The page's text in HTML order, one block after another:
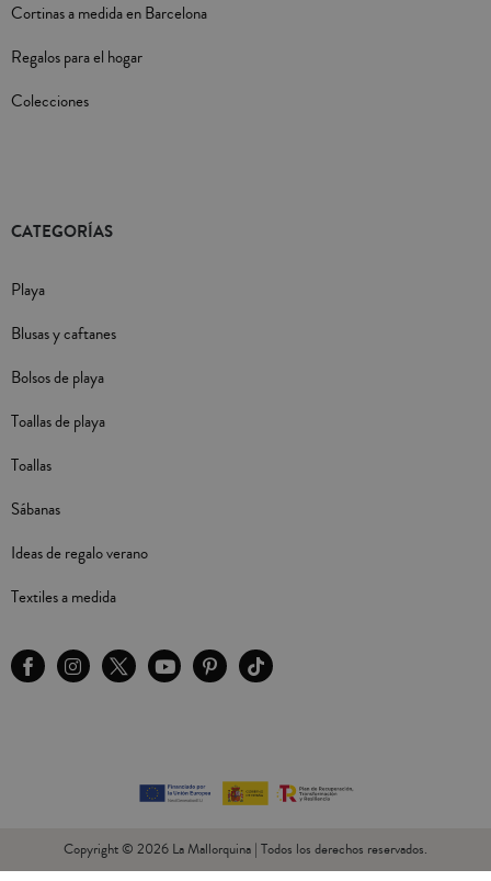
Cortinas a medida en Barcelona
Regalos para el hogar
Colecciones
CATEGORÍAS
Playa
Blusas y caftanes
Bolsos de playa
Toallas de playa
Toallas
Sábanas
Ideas de regalo verano
Textiles a medida
Copyright © 2026 La Mallorquina | Todos los derechos reservados.